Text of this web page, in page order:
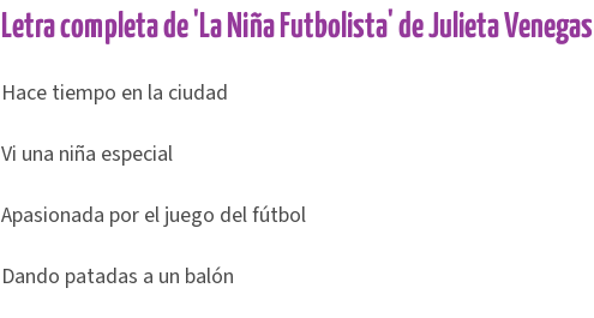
Letra completa de 'La Niña Futbolista' de Julieta Venegas
Hace tiempo en la ciudad
Vi una niña especial
Apasionada por el juego del fútbol
Dando patadas a un balón